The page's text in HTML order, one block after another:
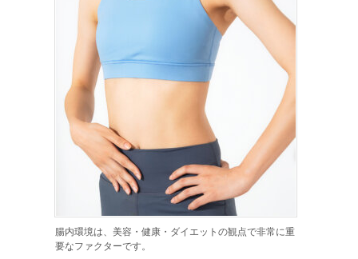
腸内環境は、美容・健康・ダイエットの観点で非常に重
要なファクターです。